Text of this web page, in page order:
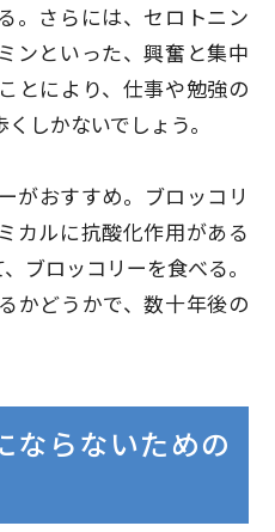
。さらには、セロトニン
ンといった、興奮と集中
とにより、仕事や勉強の
しかないでしょう。
がおすすめ。ブロッコリ
カルに抗酸化作用がある
ブロッコリーを食べる。
かどうかで、数十年後の
ならないための